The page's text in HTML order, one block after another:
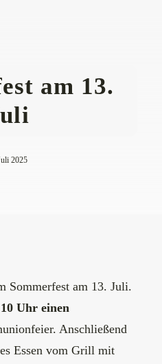
am 13.
2025
Sommerfest am 13. Juli.
Uhr einen
Anschließend
Essen vom Grill mit